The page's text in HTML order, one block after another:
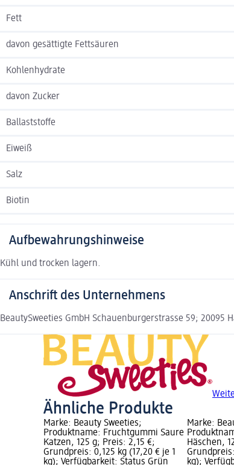
Fett
davon gesättigte Fettsäuren
Kohlenhydrate
davon Zucker
Ballaststoffe
Eiweiß
Salz
Biotin
Aufbewahrungshinweise
Kühl und trocken lagern.
Anschrift des Unternehmens
BeautySweeties GmbH Schauenburgerstrasse 59; 20095
Ähnliche Produkte
Marke: Beauty Sweeties;
Produktname: Fruchtgummi Saure
Katzen, 125 g; Preis: 2,15 €;
Grundpreis: 0,125 kg (17,20 € je 1
kg); Verfügbarkeit: Status Grün
Marke:
Häschen,
kg);